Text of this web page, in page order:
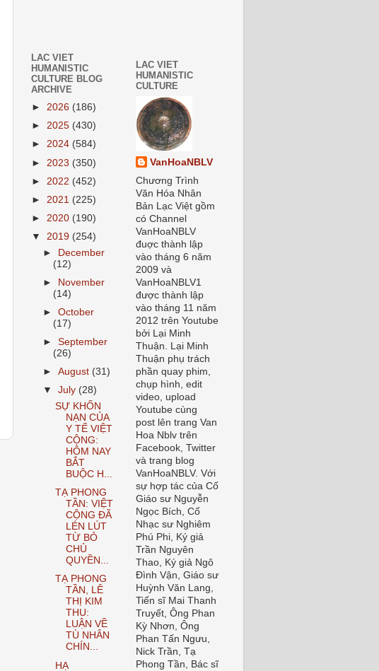
LAC VIET
HUMANISTIC
CULTURE BLOG
ARCHIVE
► 2026 (186)
► 2025 (430)
► 2024 (584)
► 2023 (350)
► 2022 (452)
► 2021 (225)
► 2020 (190)
▼ 2019 (254)
►
December
(12)
►
November
(14)
►October
(17)
►September
(26)
►August (31)
▼July (28)
SỰ KHỐN
NẠN CỦA
Y TẾ VIỆT
CỘNG:
HÔM NAY
BẮT
BUỘC H...
TẠ PHONG
TẦN: VIỆT
CỘNG ĐÃ
LÉN LÚT
TỪ BỎ
CHỦ
QUYỀN...
TẠ PHONG
TẦN, LÊ
THỊ KIM
THU:
LUẬN VỀ
TÙ NHÂN
CHÍN...
HẠ
LAC VIET
HUMANISTIC
CULTURE
VanHoaNBLV
Chương Trình
Văn Hóa Nhân
Bản Lạc Việt gồm
có Channel
VanHoaNBLV
đuợc thành lập
vào tháng 6 năm
2009 và
VanHoaNBLV1
được thành lập
vào tháng 11 năm
2012 trên Youtube
bởi Lại Minh
Thuận. Lại Minh
Thuận phụ trách
phần quay phim,
chụp hình, edit
video, upload
Youtube cùng
post lên trang Van
Hoa Nblv trên
Facebook, Twitter
và trang blog
VanHoaNBLV. Với
sự hợp tác của Cố
Giáo sư Nguyễn
Ngọc Bích, Cố
Nhạc sư Nghiêm
Phú Phi, Ký giả
Trần Nguyên
Thao, Ký giả Ngô
Đình Vận, Giáo sư
Huỳnh Văn Lang,
Tiến sĩ Mai Thanh
Truyết, Ông Phan
Kỳ Nhơn, Ông
Phan Tấn Ngưu,
Nick Trần, Tạ
Phong Tần, Bác sĩ